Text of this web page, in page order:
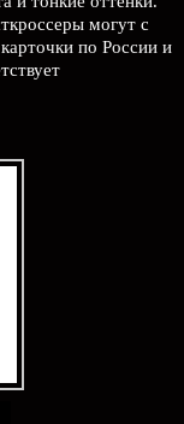
могут с
по России и